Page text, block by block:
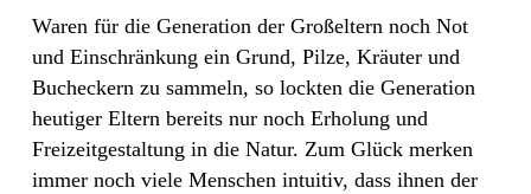
Waren für die Generation der Großeltern noch Not
und Einschränkung ein Grund, Pilze, Kräuter und
Bucheckern zu sammeln, so lockten die Generation
heutiger Eltern bereits nur noch Erholung und
Freizeitgestaltung in die Natur. Zum Glück merken
immer noch viele Menschen intuitiv, dass ihnen der